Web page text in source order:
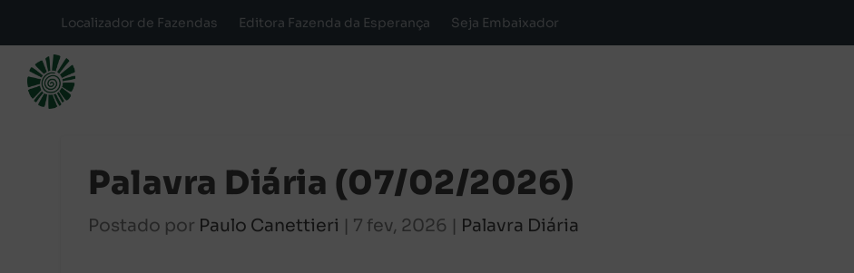
Localizador de Fazendas Editora Fazenda da Esperança Seja Embaixador
Palavra Diária (07/02/2026)
Postado por Paulo Canettieri | 7 fev, 2026 | Palavra Diária